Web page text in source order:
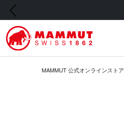
前の画像
MAMMUT 公式オンラインストア